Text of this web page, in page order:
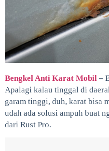
Bengkel Anti Karat Mobil –
Apalagi kalau tinggal di
garam tinggi, duh, karat bisa
udah ada solusi ampuh buat
dari Rust Pro.